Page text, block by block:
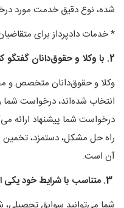
شده، نوع دقیق خدمت مورد
* خدمات دادپرداز برای
2. با وکلا و حقوق‌دانان گفتگو کنید و از آن‌ها پیشنهاد بگیرید.
وکلا و حقوق‌دانان متخصص و
انتخاب شده‌اند، درخواست
درخواست شما پیشنهاد ارائه
راه حل مشکل، دستمزد، تخمین
آن است.